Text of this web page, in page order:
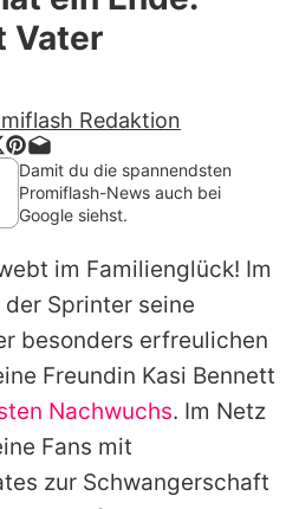
auf Promiflash
Team
Richtlinien
verwalten
Vater
Redaktion
Damit du die spannendsten
Promiflash-News auch bei
Google siehst.
im Familienglück! Im
Sprinter seine
besonders erfreulichen
Freundin Kasi Bennett
Nachwuchs. Im Netz
Fans mit
zur Schwangerschaft